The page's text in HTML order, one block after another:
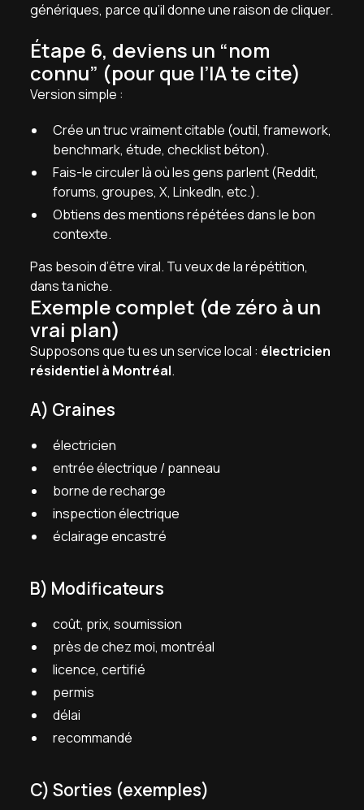
génériques, parce qu’il donne une raison de cliquer.
Étape 6, deviens un “nom
connu” (pour que l’IA te cite)
Version simple :
Crée un truc vraiment citable (outil, framework,
benchmark, étude, checklist béton).
Fais-le circuler là où les gens parlent (Reddit,
forums, groupes, X, LinkedIn, etc.).
Obtiens des mentions répétées dans le bon
contexte.
Pas besoin d’être viral. Tu veux de la répétition,
dans ta niche.
Exemple complet (de zéro à un
vrai plan)
Supposons que tu es un service local : électricien
résidentiel à Montréal.
A) Graines
électricien
entrée électrique / panneau
borne de recharge
inspection électrique
éclairage encastré
B) Modificateurs
coût, prix, soumission
près de chez moi, montréal
licence, certifié
permis
délai
recommandé
C) Sorties (exemples)